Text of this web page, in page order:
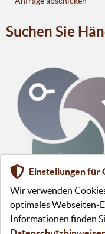
Suchen Sie
IAD GmbH
Einstellungen für
Wir verwenden
optimales Webseiten-
Informationen finden